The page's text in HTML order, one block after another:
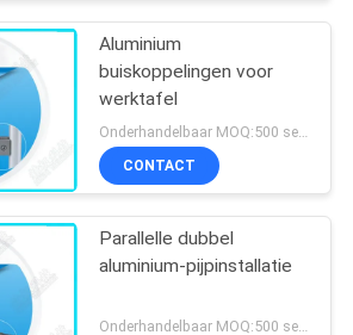
Aluminium
buiskoppelingen voor
werktafel
CONTACT
Parallelle dubbel
aluminium-pijpinstallatie